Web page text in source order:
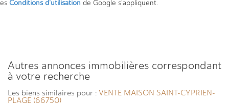
es Conditions d'utilisation de Google s'appliquent.
autres annonces immobilières correspondant
à votre recherche
Les biens similaires pour : VENTE MAISON SAINT-CYPRIEN-
PLAGE (66750)